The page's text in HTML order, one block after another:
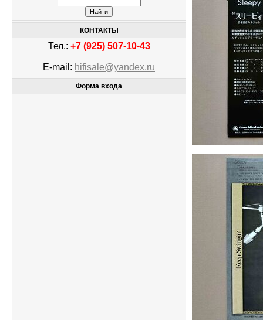
КОНТАКТЫ
Тел.: +7 (925) 507-10-43
E-mail: hifisale@yandex.ru
Форма входа